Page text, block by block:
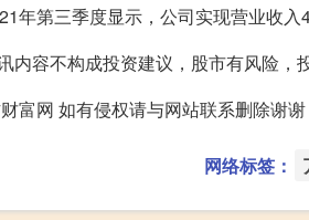
第三季度显示，公司实现营业收入
容不构成投资建议，股市有风险，投
如有侵权请与网站联系删除谢谢
网络标签：